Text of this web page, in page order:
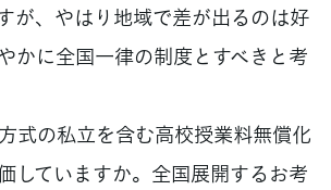
が、やはり地域で差が出るのは好
かに全国一律の制度とすべきと考
式の私立を含む高校授業料無償化
していますか。全国展開するお考